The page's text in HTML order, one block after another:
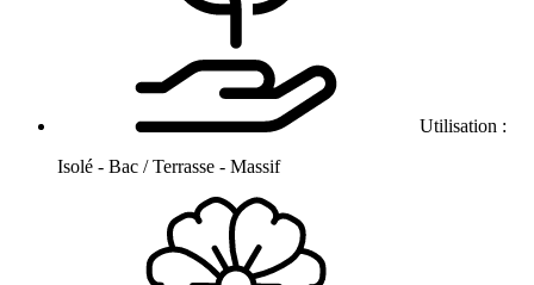
Utilisation :
Isolé - Bac / Terrasse - Massif